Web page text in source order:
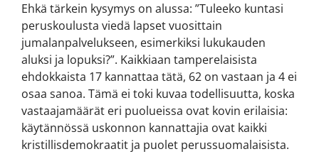
Ehkä tärkein kysymys on alussa: ”Tuleeko kuntasi
peruskoulusta viedä lapset vuosittain
jumalanpalvelukseen, esimerkiksi lukukauden
aluksi ja lopuksi?”. Kaikkiaan tamperelaisista
ehdokkaista 17 kannattaa tätä, 62 on vastaan ja 4 ei
osaa sanoa. Tämä ei toki kuvaa todellisuutta, koska
vastaajamäärät eri puolueissa ovat kovin erilaisia:
käytännössä uskonnon kannattajia ovat kaikki
kristillisdemokraatit ja puolet perussuomalaisista.